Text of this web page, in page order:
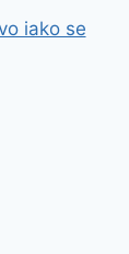
iako se